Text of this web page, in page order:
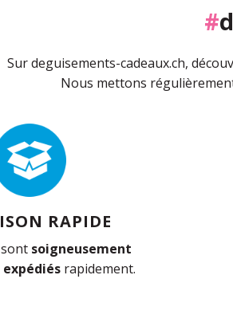
#
Sur deguisements-cadeaux.ch,
Nous mettons
RAPIDE
soigneusement
rapidement.